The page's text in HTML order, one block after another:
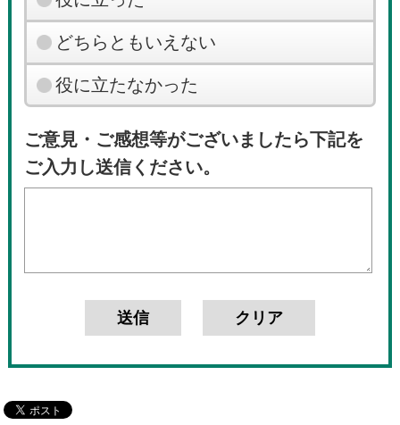
どちらともいえない
役に立たなかった
ご意見・ご感想等がございましたら下記を
ご入力し送信ください。